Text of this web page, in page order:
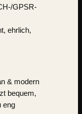
GPSR-
ehrlich,
& modern
bequem,
eng